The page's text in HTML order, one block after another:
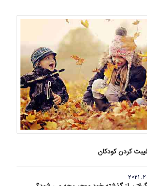
کردن کودکان